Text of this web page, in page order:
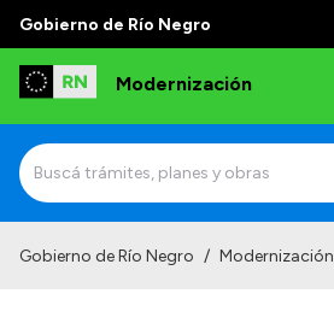
Gobierno de Río Negro
Modernización
Gobierno de Río Negro / Modernización